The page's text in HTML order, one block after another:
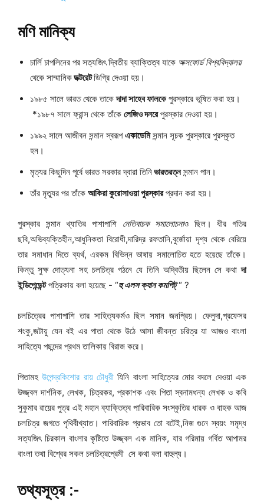
মণি মানিক্য
চার্লি চাপলিনের পর সত্যজিৎ দ্বিতীয় ব্যাক্তিত্ব যাকে অক্সফোর্ড বিশ্ববিদ্যালয়
থেকে সাম্মানিকডক্টরেটডিগ্রি দেওয়া হয়।
১৯৮৫ সালে ভারত থেকে তাকেদাদা সাহেব ফালকেপুরস্কারে ভূষিত করা হয়।
*১৯৮৭ সালে ফ্রান্স থেকে তাঁকে লেজিও দনরেপুরস্কার দেওয়া হয়।
১৯৯২ সালে আজীবন সন্মান স্বরূপএকাডেমিসন্মান সূচক পুরস্কারে পুরস্কৃত
হন।
মৃত্যর কিছুদিন পূর্বে ভারত সরকার দ্বারা তিনিভারতরত্নসন্মান পান।
তাঁর মৃত্যুর পর তাঁকে আকিরা কুরোসাওয়া পুরস্কারপ্রদান করা হয়।
পুরস্কার সন্মান খ্যাতির পাশাপাশি নেতিবাচক সমালোচনাও ছিল। ধীর গতির
ছবি,অভিব্যক্তিহীন,আধুনিকতা বিরোধী,দারিদ্র রফতানি,বুর্জোয়া দৃশ্য থেকে বেরিয়ে
তার সমাধান দিতে ব্যর্থ, এরকম বিভিন্ন ভাষায় সমালোচিত হতে হয়েছে তাঁকে।
কিন্তু সুক্ষ দোত্যনা সহ চলচিত্র গঠনে যে তিনি অদ্বিতীয় ছিলেন সে কথাদা
ইন্ডিপেন্ডেন্টপত্রিকায় বলা হয়েছে - “হু এলস ক্যান কমপিট্“ ?
চলচিত্রের পাশাপাশি তার সাহিত্যকর্মও ছিল সমান জনপ্রিয়। ফেলুদা,প্রফেসর
শংকু,জটায়ু যেন বই এর পাতা থেকে উঠে আসা জীবন্ত চরিত্র যা আজও বাংলা
সাহিত্যে পছন্দের প্রথম তালিকায় বিরাজ করে।
পিতামহউপেন্দ্রকিশোর রায় চৌধুরীযিনি বাংলা সাহিত্যের মোর বদলে দেওয়া এক
উজ্জ্বল দার্শনিক, লেখক, চিত্রকর, প্রকাশক এবং পিতা স্বনামধন্য লেখক ও কবি
সুকুমার রায়ের পুত্র এই মহান ব্যাক্তিত্ব পারিবারিক সংস্কৃতির ধারক ও বাহক আজ
চলচিত্র জগতে পৃথিবীখ্যাত। পারিবারিক প্রভাব তো বটেই,নিজ গুনে স্বয়ং সমৃদ্ধ
সত্যজিৎ চিরকাল বাংলার কৃষ্টিতে উজ্জ্বল এক মানিক, যার গরিমায় গর্বিত আপামর
বাংলা তথা বিশ্বের সকল চলচিত্রপ্রেমী সে কথা বলা বাহুল্য।
তথ্যসূত্র :-